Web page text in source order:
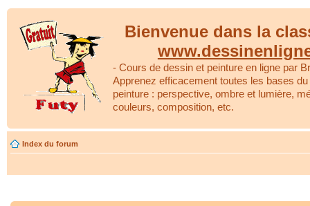
Bienvenue dans la
- Cours de dessin et peinture en ligne par
Apprenez efficacement toutes les bases
peinture : perspective, ombre et lumière,
couleurs, composition, etc.
Index du forum